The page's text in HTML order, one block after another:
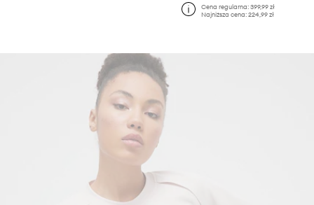
Cena regularna: 399,99 zł
Najniższa cena: 224,99 zł